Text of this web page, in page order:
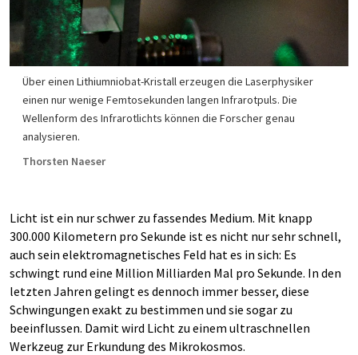
Über einen Lithiumniobat-Kristall erzeugen die Laserphysiker
einen nur wenige Femtosekunden langen Infrarotpuls. Die
Wellenform des Infrarotlichts können die Forscher genau
analysieren.
Thorsten Naeser
Licht ist ein nur schwer zu fassendes Medium. Mit knapp
300.000 Kilometern pro Sekunde ist es nicht nur sehr schnell,
auch sein elektromagnetisches Feld hat es in sich: Es
schwingt rund eine Million Milliarden Mal pro Sekunde. In den
letzten Jahren gelingt es dennoch immer besser, diese
Schwingungen exakt zu bestimmen und sie sogar zu
beeinflussen. Damit wird Licht zu einem ultraschnellen
Werkzeug zur Erkundung des Mikrokosmos.